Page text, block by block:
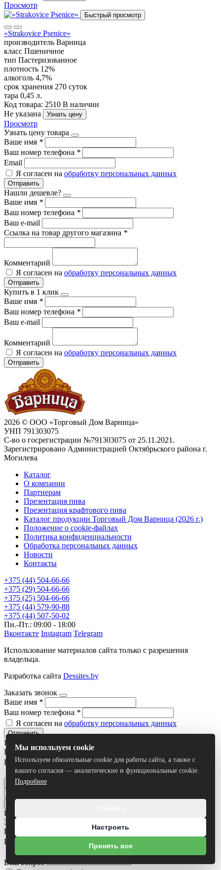
Просмотр
Быстрый просмотр
«Strakovice Psenice»
производитель Варница
класс Пшеничное
тип Пастеризованное
плотность 12%
алкоголь 4,7%
срок хранения 270 суток
тара 0,45 л.
Код товара: 2510 В наличии
Не указана
Узнать цену
Просмотр
Узнать цену товара
Ваше имя *
Ваш номер телефона *
Email
Я согласен на обработку персональных данных
Отправить
Нашли дешевле?
Ваше имя *
Ваш номер телефона *
Ваш e-mail
Ссылка на товар другого магазина *
Комментарий
Я согласен на обработку персональных данных
Отправить
Купить в 1 клик
Ваше имя *
Ваш номер телефона *
Ваш e-mail
Комментарий
Я согласен на обработку персональных данных
Отправить
2026 © ООО «Торговый Дом Варница»
УНП 791303075
С-во о госрегистрации №791303075 от 25.11.2021.
Зарегистрировано Администрацией Октябрьского района г.
Могилева
Каталог
О компании
Партнерам
Презентация пива
Презентация крафтового пива
Каталог продукции Торговый Дом Варница (2026 г.)
Положение о cookie-файлах
Политика конфиденциальности
Обработка персональных данных
Новости
Контакты
+375 (44) 504-66-66
+375 (29) 504-66-66
+375 (25) 504-66-66
+375 (44) 579-90-88
+375 (44) 507-50-02
Пн.-Пт.: 09:00 - 18:00
Вконтакте Instagram Telegram
Использование материалов сайта только с разрешения
владельца.
Разработка сайта Dessites.by
Заказать звонок
Ваше имя *
Ваш номер телефона *
Я согласен на обработку персональных данных
Отправить
Получить консультацию
Ваше имя*
Ваш номер телефона*
Я согласен на обработку персональных данных
Отправить
Все результаты
Задать вопрос
Ваше имя
Ваш номер телефона
Ваш вопрос
Мы используем cookie
Используем обязательные cookie для работы сайта, а также с
вашего согласия — аналитические и функциональные cookie.
Подробнее
Настроить
Принять все